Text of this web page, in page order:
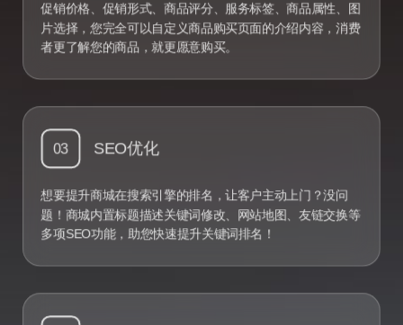
促销价格、促销形式、商品评分、服务标签、商品属性、图
片选择，您完全可以自定义商品购买页面的介绍内容，消费
者更了解您的商品，就更愿意购买。
03 SEO优化
想要提升商城在搜索引擎的排名，让客户主动上门？没问
题！商城内置标题描述关键词修改、网站地图、友链交换等
多项SEO功能，助您快速提升关键词排名！